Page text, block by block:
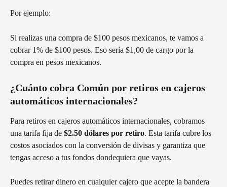
Por ejemplo:
Si realizas una compra de $100 pesos mexicanos, te vamos a
cobrar 1% de $100 pesos. Eso sería $1,00 de cargo por la
compra en pesos mexicanos.
¿Cuánto cobra Común por retiros en cajeros
automáticos internacionales?
Para retiros en cajeros automáticos internacionales, cobramos
una tarifa fija de $2.50 dólares por retiro. Esta tarifa cubre los
costos asociados con la conversión de divisas y garantiza que
tengas acceso a tus fondos dondequiera que vayas.
Puedes retirar dinero en cualquier cajero que acepte la bandera